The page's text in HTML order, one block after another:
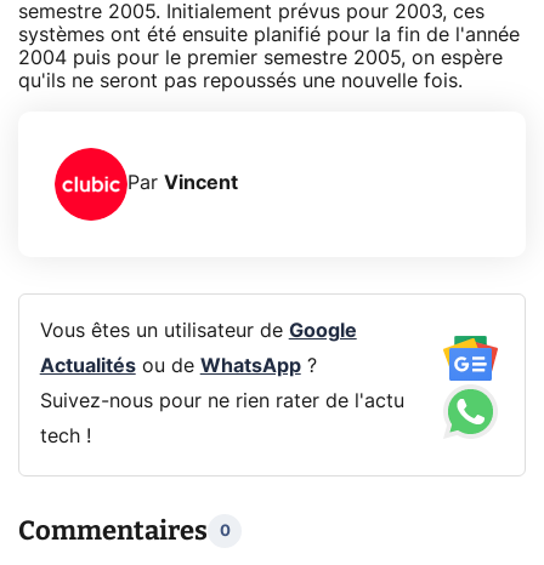
semestre 2005. Initialement prévus pour 2003, ces
systèmes ont été ensuite planifié pour la fin de l'année
2004 puis pour le premier semestre 2005, on espère
qu'ils ne seront pas repoussés une nouvelle fois.
Par Vincent
Vous êtes un utilisateur de Google
Actualitésou de WhatsApp?
Suivez-nous pour ne rien rater de l'actu
tech !
Commentaires 0